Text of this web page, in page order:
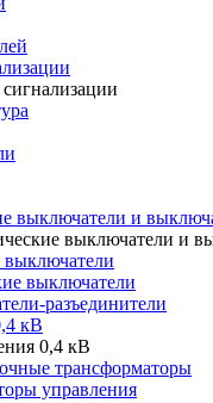
выключатели и
выключатели и
выключатели
выключатели
разъединители
кВ
0,4 кВ
трансформаторы
управления